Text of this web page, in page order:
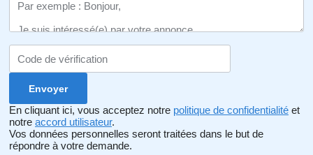
En cliquant ici, vous acceptez notre politique de confidentialité et
notre accord utilisateur.
Vos données personnelles seront traitées dans le but de
répondre à votre demande.